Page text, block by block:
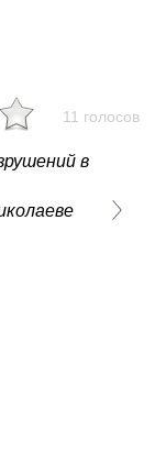
11 голосов
в